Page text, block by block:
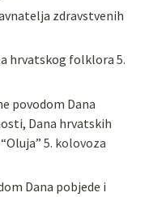
zdravstvenih
hrvatskog folklora 5.
povodom Dana
Dana hrvatskih
5. kolovoza
Dana pobjede i